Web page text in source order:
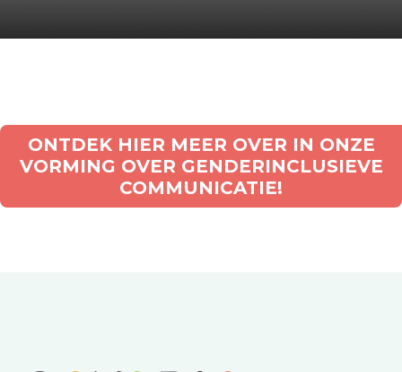
ONTDEK HIER MEER OVER IN ONZE
VORMING OVER GENDERINCLUSIEVE
COMMUNICATIE!